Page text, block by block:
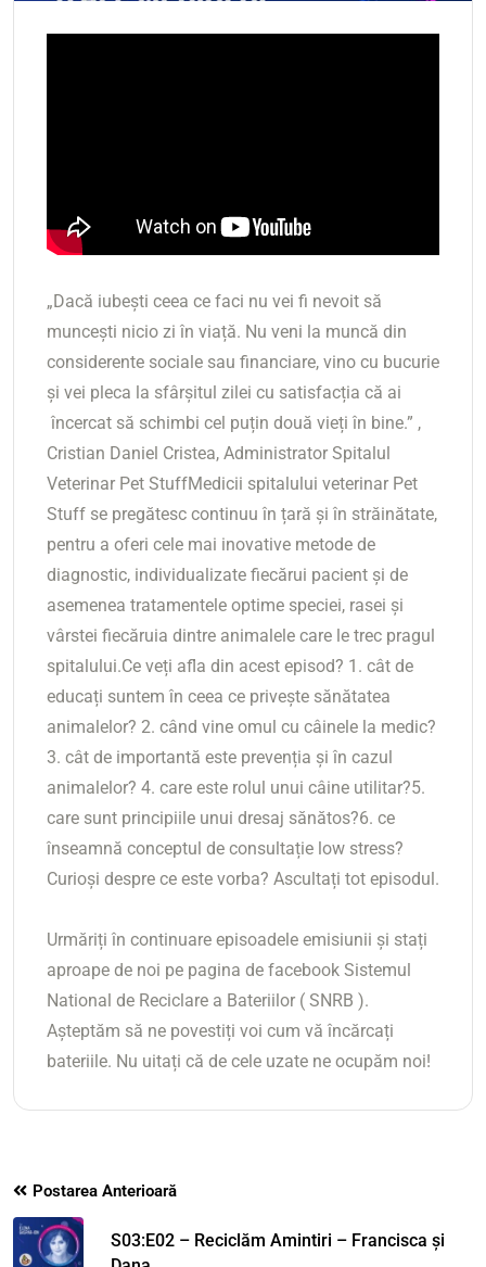
„Dacă iubești ceea ce faci nu vei fi nevoit să
muncești nicio zi în viață. Nu veni la muncă din
considerente sociale sau financiare, vino cu bucurie
și vei pleca la sfârșitul zilei cu satisfacția că ai
încercat să schimbi cel puțin două vieți în bine.” ,
Cristian Daniel Cristea, Administrator Spitalul
Veterinar Pet StuffMedicii spitalului veterinar Pet
Stuff se pregătesc continuu în țară și în străinătate,
pentru a oferi cele mai inovative metode de
diagnostic, individualizate fiecărui pacient și de
asemenea tratamentele optime speciei, rasei și
vârstei fiecăruia dintre animalele care le trec pragul
spitalului.Ce veți afla din acest episod? 1. cât de
educați suntem în ceea ce privește sănătatea
animalelor? 2. când vine omul cu câinele la medic?
3. cât de importantă este prevenția și în cazul
animalelor? 4. care este rolul unui câine utilitar?5.
care sunt principiile unui dresaj sănătos?6. ce
înseamnă conceptul de consultație low stress?
Curioși despre ce este vorba? Ascultați tot episodul.
Urmăriți în continuare episoadele emisiunii și stați
aproape de noi pe pagina de facebook Sistemul
National de Reciclare a Bateriilor ( SNRB ).
Așteptăm să ne povestiți voi cum vă încărcați
bateriile. Nu uitați că de cele uzate ne ocupăm noi!
Postarea Anterioară
S03:E02 – Reciclăm Amintiri – Francisca și